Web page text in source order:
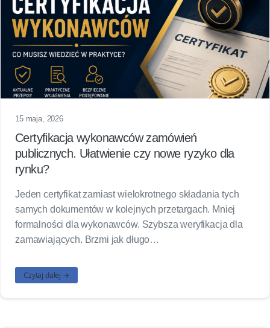
15 maja, 2026
Certyfikacja wykonawców zamówień
publicznych. Ułatwienie czy nowe ryzyko dla
rynku?
Jeden certyfikat zamiast wielokrotnego składania tych
samych dokumentów w kolejnych przetargach. Mniej
formalności dla wykonawców. Szybsza weryfikacja dla
zamawiających. Brzmi jak długo…
Czytaj dalej →